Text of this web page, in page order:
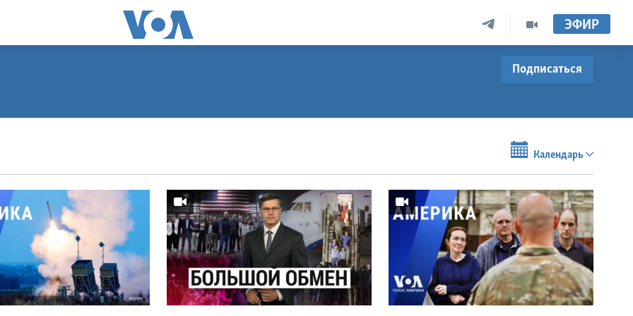
ЭФИР
Подписаться
Календарь